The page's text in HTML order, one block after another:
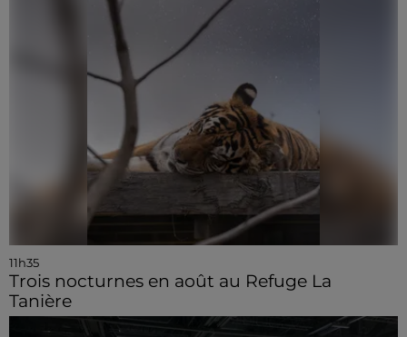
11h35
Trois nocturnes en août au Refuge La
Tanière